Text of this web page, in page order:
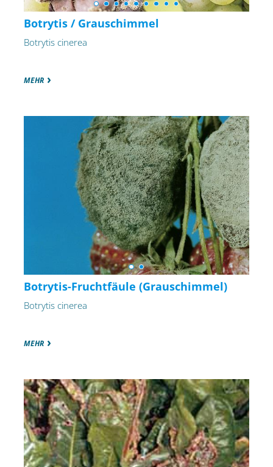
Botrytis / Grauschimmel
Botrytis cinerea
MEHR
Botrytis-Fruchtfäule (Grauschimmel)
Botrytis cinerea
MEHR